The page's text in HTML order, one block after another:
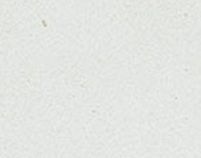
ハンサムショート／ヘッド
ナーカラー/イルミナカラー/